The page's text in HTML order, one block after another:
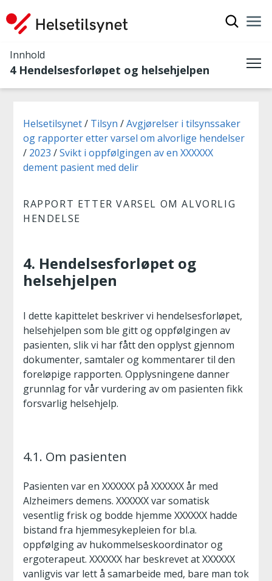
Innhold
4 Hendelsesforløpet og helsehjelpen
Du er her:
Helsetilsynet Tilsyn
Avgjørelser i tilsynssaker
og rapporter etter varsel om alvorlige hendelser
2023
Svikt i oppfølgingen av en XXXXXX
dement pasient med delir
RAPPORT ETTER VARSEL OM ALVORLIG
HENDELSE
4. Hendelsesforløpet og
helsehjelpen
I dette kapittelet beskriver vi hendelsesforløpet,
helsehjelpen som ble gitt og oppfølgingen av
pasienten, slik vi har fått den opplyst gjennom
dokumenter, samtaler og kommentarer til den
foreløpige rapporten. Opplysningene danner
grunnlag for vår vurdering av om pasienten fikk
forsvarlig helsehjelp.
4.1. Om pasienten
Pasienten var en XXXXXX på XXXXXX år med
Alzheimers demens. XXXXXX var somatisk
vesentlig frisk og bodde hjemme XXXXXX hadde
bistand fra hjemmesykepleien for bl.a.
oppfølging av hukommelseskoordinator og
ergoterapeut. XXXXXX har beskrevet at XXXXXX
vanligvis var lett å samarbeide med, bare man tok